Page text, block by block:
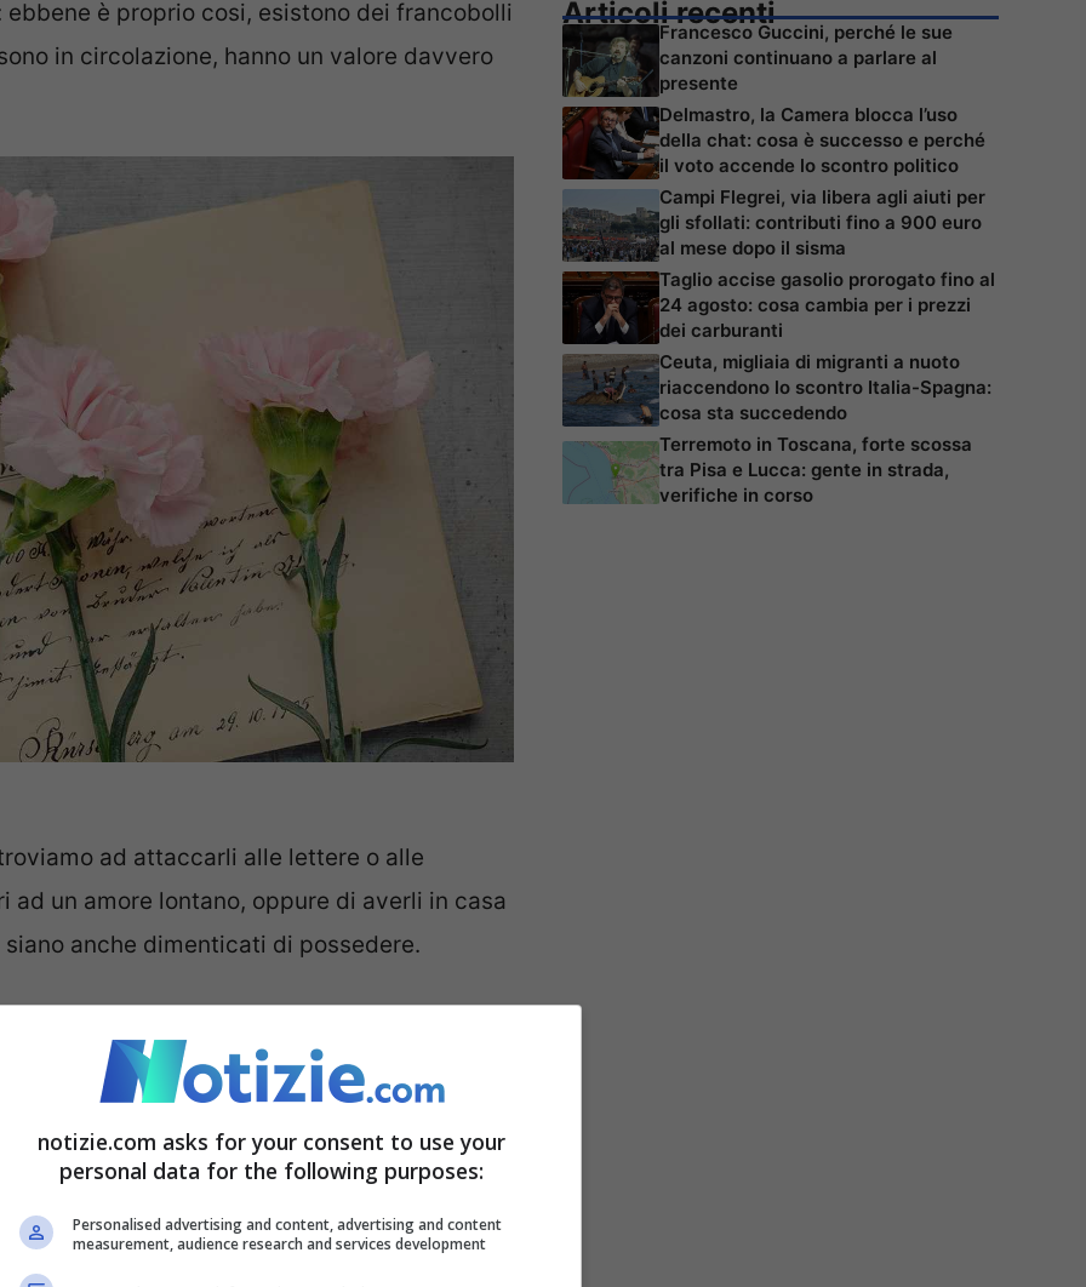
è proprio cosi, esistono dei francobolli
in circolazione, hanno un valore davvero
ad attaccarli alle lettere o alle
un amore lontano, oppure di averli in casa
anche dimenticati di possedere.
questo francobolli delle volte è anche
alcuni casi alcuni pezzi possono anche
è possibile citare quello emesso nel
del valore facciale 5+ 2,50 lire di colore
euro, o il francobollo stampato nel 1949 in
d’Arte di Venezia, con un valore facciale di
Articoli recenti
Francesco Guccini, perché le sue
canzoni continuano a parlare al
presente
Delmastro, la Camera blocca l’uso
della chat: cosa è successo e perché
il voto accende lo scontro politico
Campi Flegrei, via libera agli aiuti per
gli sfollati: contributi fino a 900 euro
al mese dopo il sisma
Taglio accise gasolio prorogato fino al
24 agosto: cosa cambia per i prezzi
dei carburanti
Ceuta, migliaia di migranti a nuoto
riaccendono lo scontro Italia-Spagna:
cosa sta succedendo
Terremoto in Toscana, forte scossa
tra Pisa e Lucca: gente in strada,
verifiche in corso
notizie.com asks for your consent to use your
personal data for the following purposes:
Personalised advertising and content, advertising and content
measurement, audience research and services development